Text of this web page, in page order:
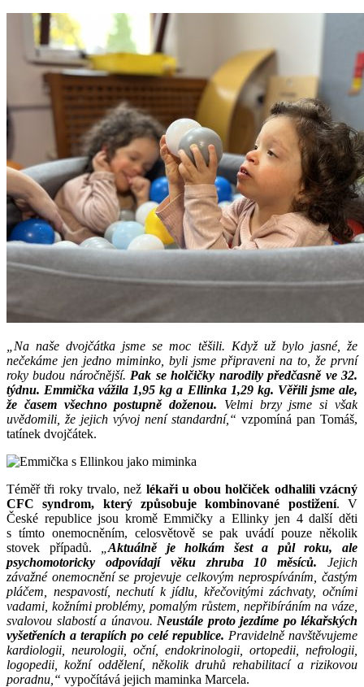
„Na naše dvojčátka jsme se moc těšili. Když už bylo jasné, že
nečekáme jen jedno miminko, byli jsme připraveni na to, že první
roky budou náročnější. Pak se holčičky narodily předčasně ve 32.
týdnu. Emmička vážila 1,95 kg a Ellinka 1,29 kg. Věřili jsme ale,
že časem všechno postupně doženou. Velmi brzy jsme si však
uvědomili, že jejich vývoj není standardní,“ vzpomíná pan Tomáš,
tatínek dvojčátek.
Téměř tři roky trvalo, než lékaři u obou holčiček odhalili vzácný
CFC syndrom, který způsobuje kombinované postižení. V
České republice jsou kromě Emmičky a Ellinky jen 4 další děti
s tímto onemocněním, celosvětově se pak uvádí pouze několik
stovek případů.
„Aktuálně je holkám šest a půl roku, ale
psychomotoricky odpovídají věku zhruba 10 měsíců. Jejich
závažné onemocnění se projevuje celkovým neprospíváním, častým
pláčem, nespavostí, nechutí k jídlu, křečovitými záchvaty, očními
vadami, kožními problémy, pomalým růstem, nepřibíráním na váze,
svalovou slabostí a únavou. Neustále proto jezdíme po lékařských
vyšetřeních a terapiích po celé republice. Pravidelně navštěvujeme
kardiologii, neurologii, oční, endokrinologii, ortopedii, nefrologii,
logopedii, kožní oddělení, několik druhů rehabilitací a rizikovou
poradnu,“ vypočítává jejich maminka Marcela.